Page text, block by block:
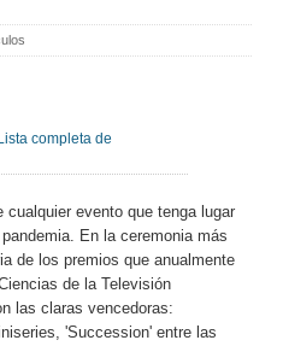
evento que tenga lugar
En la ceremonia más
de los premios que anualmente
de la Televisión
las claras vencedoras:
'Succession' entre las